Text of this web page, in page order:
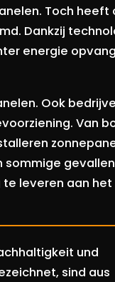
Toch heeft
Dankzij
energie
Ook
Van
sommige
leveren aan het
und
sind aus